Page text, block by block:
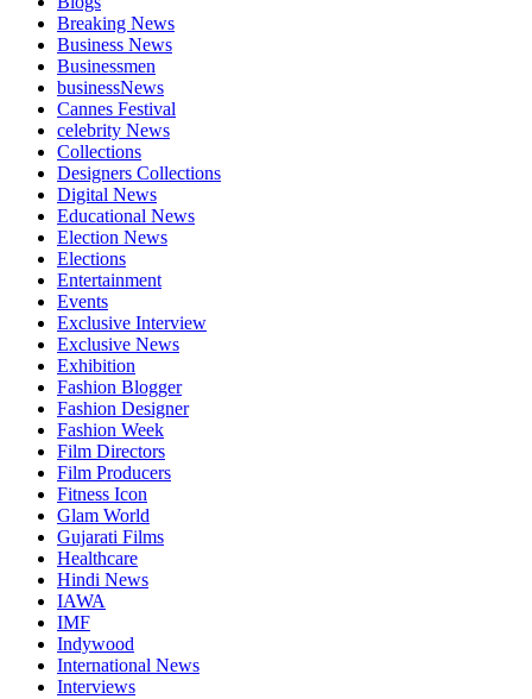
Breaking News
Business News
Businessmen
businessNews
Cannes Festival
celebrity News
Collections
Designers Collections
Digital News
Educational News
Election News
Elections
Entertainment
Events
Exclusive Interview
Exclusive News
Exhibition
Fashion Blogger
Fashion Designer
Fashion Week
Film Directors
Film Producers
Fitness Icon
Glam World
Gujarati Films
Healthcare
Hindi News
IAWA
IMF
Indywood
International News
Interviews